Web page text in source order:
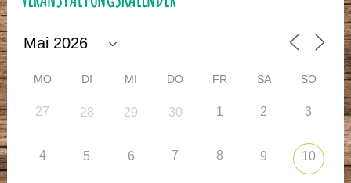
MO DI MI DO FR SA SO
27 28 29 30 1 2 3
4 5 6 7 8 9 10